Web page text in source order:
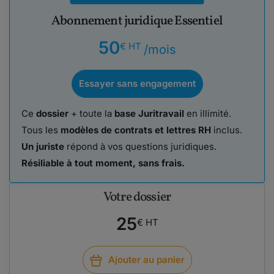
Votre dossier
25€ HT
Ajouter au panier
Abonnement juridique Essentiel
50€ HT /mois
Essayer sans engagement
Ce dossier + toute la base Juritravail en illimité.
Tous les modèles de contrats et lettres RH inclus.
Un juriste répond à vos questions juridiques.
Résiliable à tout moment, sans frais.